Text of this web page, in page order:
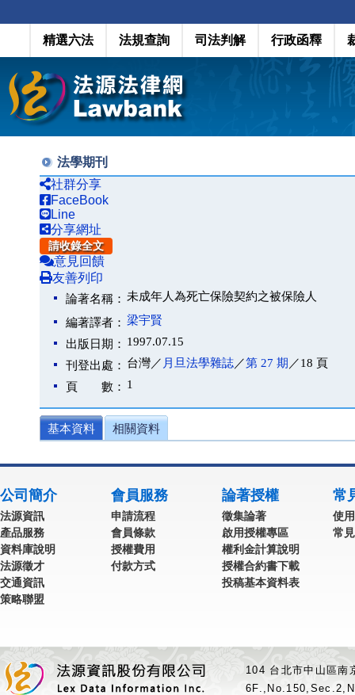
精選六法 法規查詢 司法判解 行政函釋
法學期刊
社群分享
FaceBook
Line
分享網址
請收錄全文
意見回饋
友善列印
論著名稱： 未成年人為死亡保險契約之被保險人
編著譯者： 梁宇賢
出版日期： 1997.07.15
刊登出處： 台灣／ 月旦法學雜誌／第 27 期 ／18 頁
頁 數： 1
基本資料 相關資料
公司簡介
法源資訊
產品服務
資料庫說明
法源徵才
交通資訊
策略聯盟
會員服務
申請流程
會員條款
授權費用
付款方式
論著授權
徵集論著
啟用授權專區
權利金計算說明
授權合約書下載
投稿基本資料表
常
使
常
104 台北市中山區